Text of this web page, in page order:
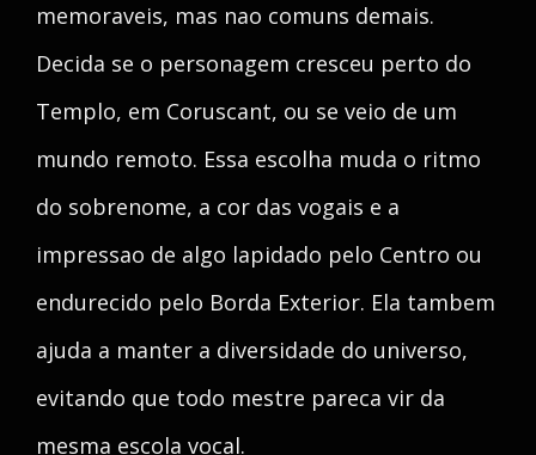
memoraveis, mas nao comuns demais.
Decida se o personagem cresceu perto do
Templo, em Coruscant, ou se veio de um
mundo remoto. Essa escolha muda o ritmo
do sobrenome, a cor das vogais e a
impressao de algo lapidado pelo Centro ou
endurecido pelo Borda Exterior. Ela tambem
ajuda a manter a diversidade do universo,
evitando que todo mestre pareca vir da
mesma escola vocal.